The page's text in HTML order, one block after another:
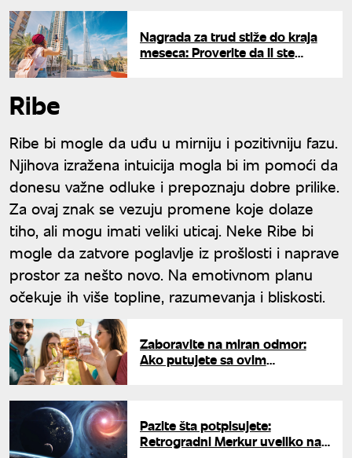
Nagrada za trud stiže do kraja
meseca: Proverite da li ste
Ribe
Ribe bi mogle da uđu u mirniju i pozitivniju fazu.
Njihova izražena intuicija mogla bi im pomoći da
donesu važne odluke i prepoznaju dobre prilike.
Za ovaj znak se vezuju promene koje dolaze
tiho, ali mogu imati veliki uticaj. Neke Ribe bi
mogle da zatvore poglavlje iz prošlosti i naprave
prostor za nešto novo. Na emotivnom planu
očekuje ih više topline, razumevanja i bliskosti.
Zaboravite na miran odmor:
Ako putujete sa ovim
Pazite šta potpisujete:
Retrogradni Merkur uveliko na